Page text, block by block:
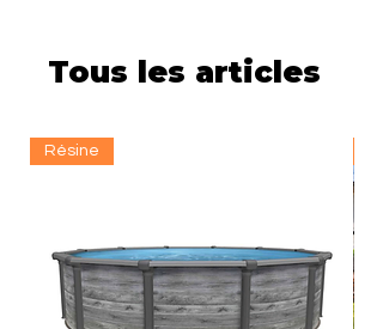
Tous les articles
Résine